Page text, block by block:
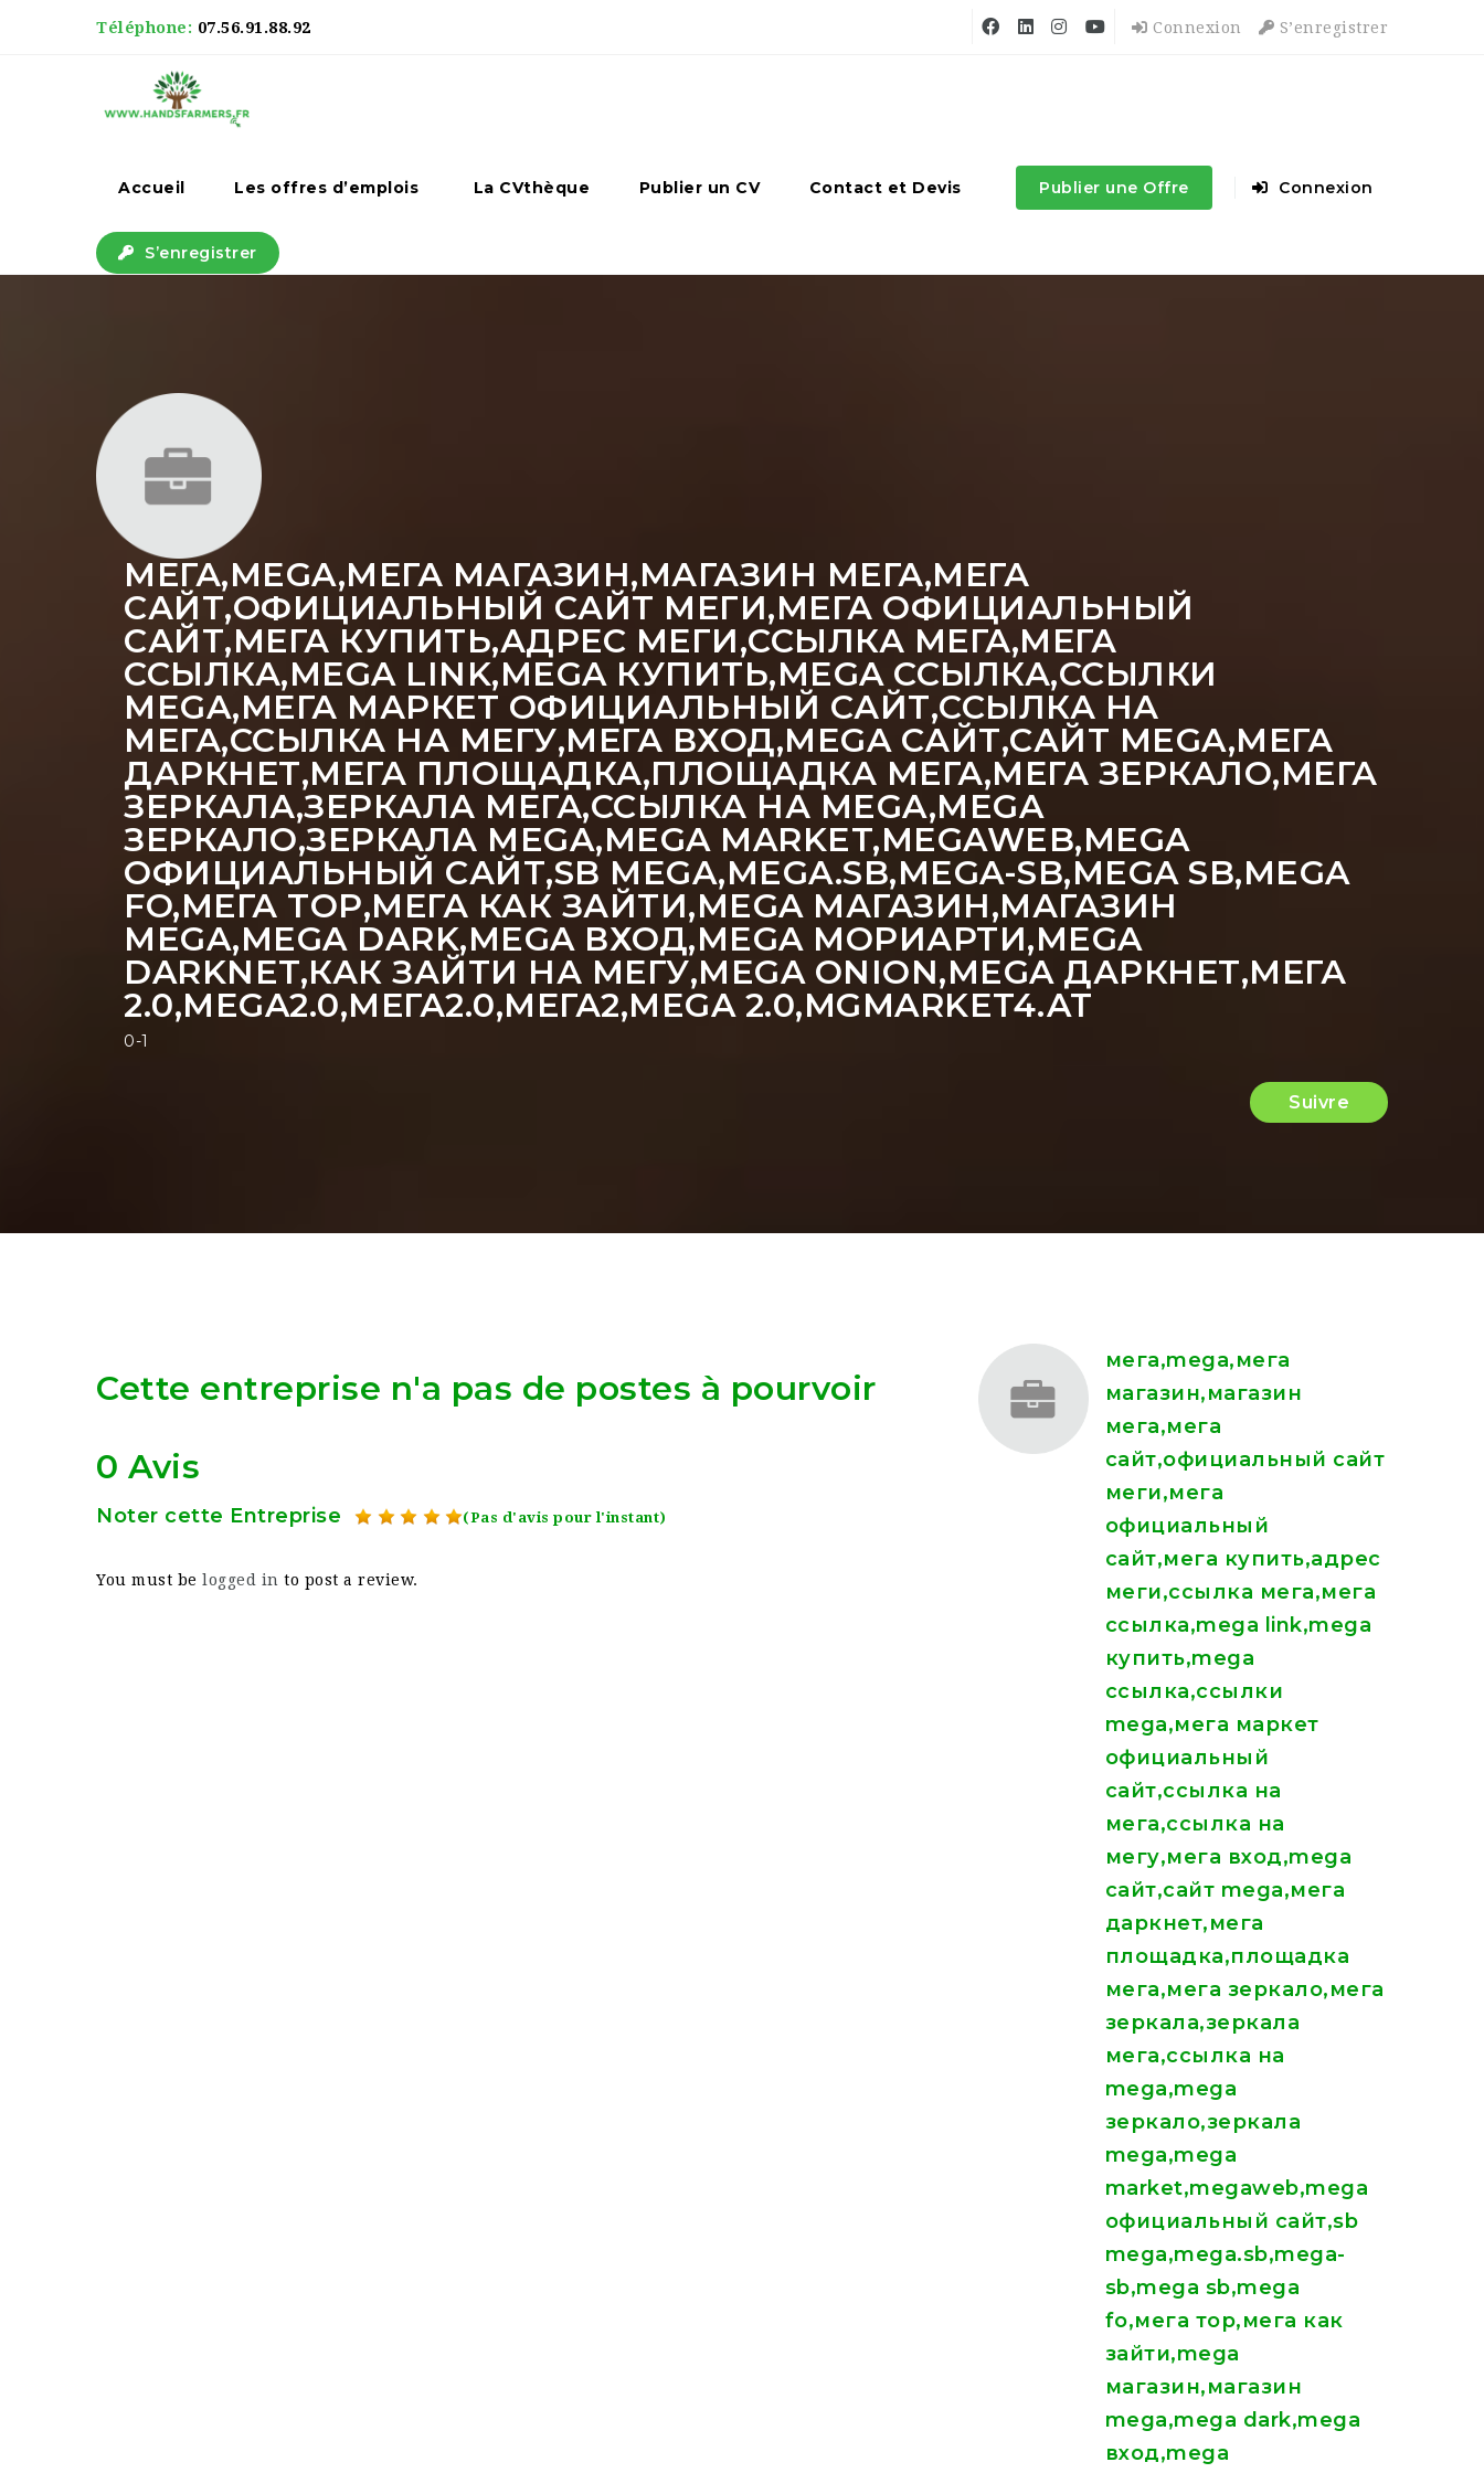
Téléphone: 07.56.91.88.92 Connexion S’enregistrer
Accueil Les offres d’emplois La CVthèque Publier un CV Contact et Devis Publier une Offre Connexion
S’enregistrer
МЕГА,MEGA,МЕГА МАГАЗИН,МАГАЗИН МЕГА,МЕГА
САЙТ,ОФИЦИАЛЬНЫЙ САЙТ МЕГИ,МЕГА ОФИЦИАЛЬНЫЙ
САЙТ,МЕГА КУПИТЬ,АДРЕС МЕГИ,ССЫЛКА МЕГА,МЕГА
ССЫЛКА,MEGA LINK,MEGA КУПИТЬ,MEGA ССЫЛКА,ССЫЛКИ
MEGA,МЕГА МАРКЕТ ОФИЦИАЛЬНЫЙ САЙТ,ССЫЛКА НА
МЕГА,ССЫЛКА НА МЕГУ,МЕГА ВХОД,MEGA САЙТ,САЙТ MEGA,МЕГА
ДАРКНЕТ,МЕГА ПЛОЩАДКА,ПЛОЩАДКА МЕГА,МЕГА ЗЕРКАЛО,МЕГА
ЗЕРКАЛА,ЗЕРКАЛА МЕГА,ССЫЛКА НА MEGA,MEGA
ЗЕРКАЛО,ЗЕРКАЛА MEGA,MEGA MARKET,MEGAWEB,MEGA
ОФИЦИАЛЬНЫЙ САЙТ,SB MEGA,MEGA.SB,MEGA-SB,MEGA SB,MEGA
FO,МЕГА ТОР,МЕГА КАК ЗАЙТИ,MEGA МАГАЗИН,МАГАЗИН
MEGA,MEGA DARK,MEGA ВХОД,MEGA МОРИАРТИ,MEGA
DARKNET,КАК ЗАЙТИ НА МЕГУ,MEGA ONION,MEGA ДАРКНЕТ,МЕГА
2.0,MEGA2.0,МЕГА2.0,МЕГА2,MEGA 2.0,MGMARKET4.AT
0-1
Suivre
Cette entreprise n'a pas de postes à pourvoir
0 Avis
Noter cette Entreprise (Pas d'avis pour l'instant)
You must be logged in to post a review.
мега,mega,мега
магазин,магазин
мега,мега
сайт,официальный сайт
меги,мега
официальный
сайт,мега купить,адрес
меги,ссылка мега,мега
ссылка,mega link,mega
купить,mega
ссылка,ссылки
mega,мега маркет
официальный
сайт,ссылка на
мега,ссылка на
мегу,мега вход,mega
сайт,сайт mega,мега
даркнет,мега
площадка,площадка
мега,мега зеркало,мега
зеркала,зеркала
мега,ссылка на
mega,mega
зеркало,зеркала
mega,mega
market,megaweb,mega
официальный сайт,sb
mega,mega.sb,mega-
sb,mega sb,mega
fo,мега тор,мега как
зайти,mega
магазин,магазин
mega,mega dark,mega
вход,mega